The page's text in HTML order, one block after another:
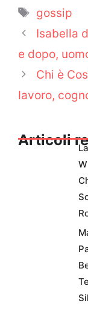
Tag
gossip
Isabella
e dopo,
Chi è
lavoro,
Articoli